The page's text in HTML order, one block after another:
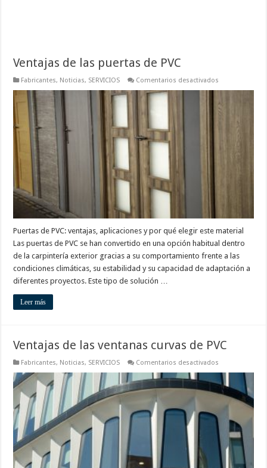
Ventajas de las puertas de PVC
Fabricantes, Noticias, SERVICIOS Comentarios desactivados
las
puertas
Puertas de PVC: ventajas, aplicaciones y por qué elegir este material
Las puertas de PVC se han convertido en una opción habitual dentro
de la carpintería exterior gracias a su comportamiento frente a las
condiciones climáticas, su estabilidad y su capacidad de adaptación a
diferentes proyectos. Este tipo de solución …
Leer más
Ventajas de las ventanas curvas de PVC
Fabricantes, Noticias, SERVICIOS Comentarios desactivados
de
las
ventanas
curvas